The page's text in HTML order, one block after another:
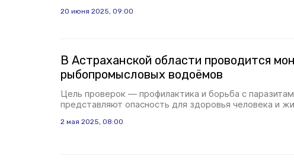
20 июня 2025, 09:00
В Астраханской области проводится
рыбопромысловых водоёмов
Цель проверок — профилактика и борьба с
представляют опасность для здоровья человека и
2 мая 2025, 08:00